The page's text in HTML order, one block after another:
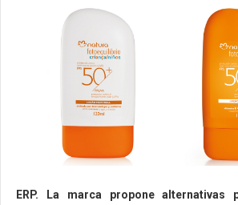
ERP. La marca propone alternativas